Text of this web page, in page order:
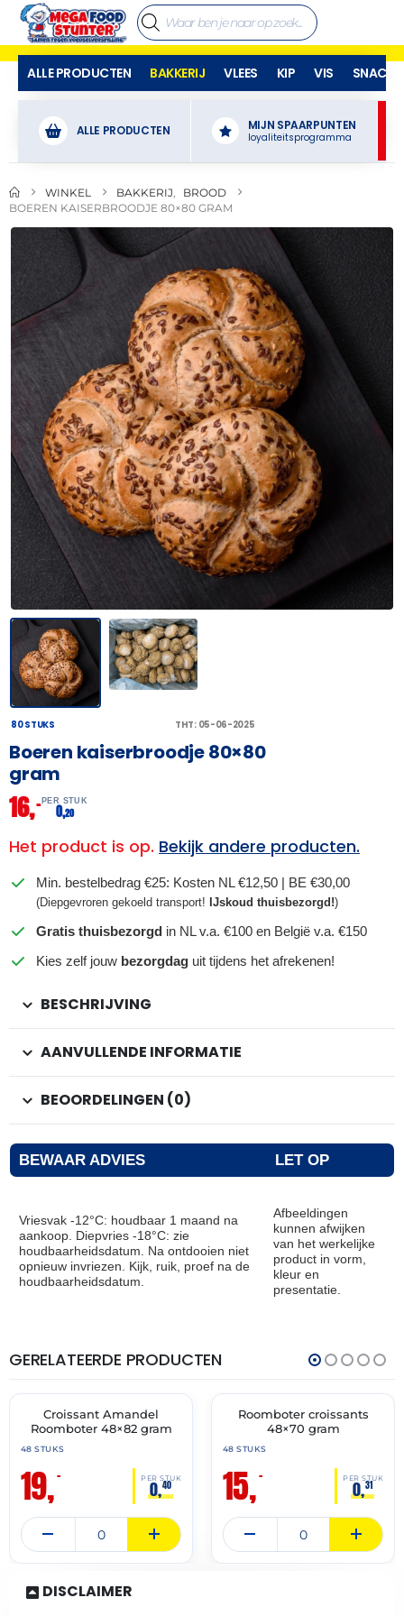
ALLE PRODUCTEN BAKKERIJ VLEES KIP VIS SNACKS
ALLE PRODUCTEN MIJN SPAARPUNTEN
loyaliteitsprogramma
WINKEL BAKKERIJ
BROOD
BOEREN KAISERBROODJE 80×80 GRAM
80 STUKS THT: 05-06-2025
Boeren kaiserbroodje 80×80
gram
16,– PER STUK
0,20
Het product is op. Bekijk andere producten.
Min. bestelbedrag €25: Kosten NL €12,50 | BE €30,00
(Diepgevroren gekoeld transport! IJskoud thuisbezorgd!)
Gratis thuisbezorgd in NL v.a. €100 en België v.a. €150
Kies zelf jouw bezorgdag uit tijdens het afrekenen!
BESCHRIJVING
AANVULLENDE INFORMATIE
BEOORDELINGEN (0)
BEWAAR ADVIES LET OP
Vriesvak -12°C: houdbaar 1 maand na
aankoop. Diepvries -18°C: zie
houdbaarheidsdatum. Na ontdooien niet
opnieuw invriezen. Kijk, ruik, proef na de
houdbaarheidsdatum.
Afbeeldingen
kunnen afwijken
van het werkelijke
product in vorm,
kleur en
presentatie.
GERELATEERDE PRODUCTEN
🔥 OP=OP
THT:
30-
Croissant Amandel
Roomboter 48×82 gram
48 STUKS
19,– PER STUK
0,40
🔥 OP=OP
Roomboter croissants
48×70 gram
48 STUKS
15,– PER STUK
0,31
DISCLAIMER